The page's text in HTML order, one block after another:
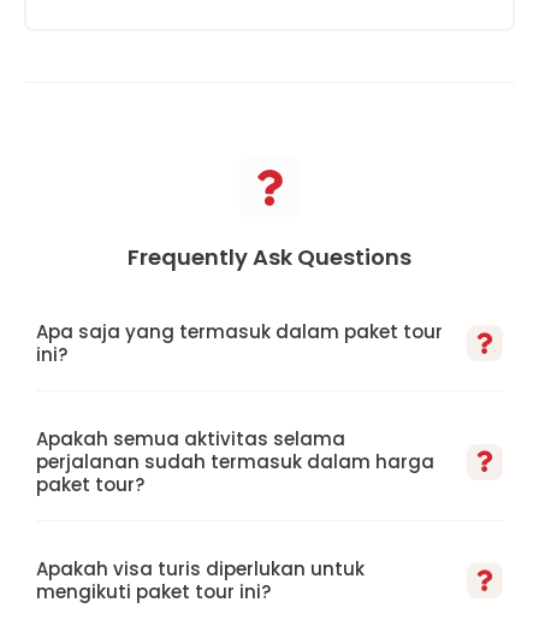
Frequently Ask Questions
Apa saja yang termasuk dalam paket tour
ini?
Apakah semua aktivitas selama
perjalanan sudah termasuk dalam harga
paket tour?
Apakah visa turis diperlukan untuk
mengikuti paket tour ini?